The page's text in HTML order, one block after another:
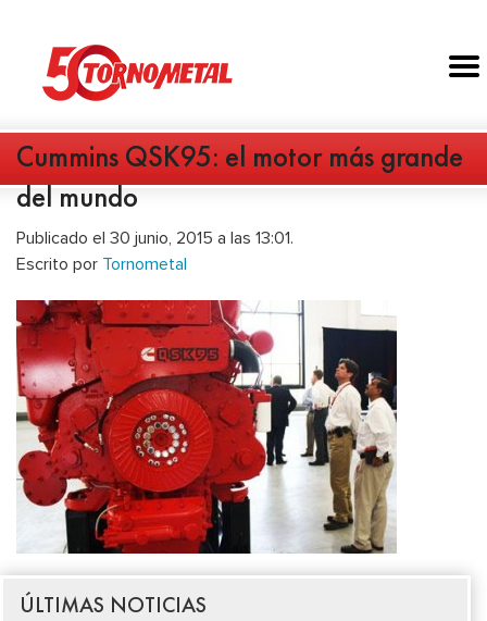
Cummins QSK95: el motor más grande
del mundo
Publicado el 30 junio, 2015 a las 13:01.
Escrito por Tornometal
ÚLTIMAS NOTICIAS